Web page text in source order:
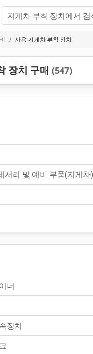
사용 지게차 부착 장치
장치 구매 (547)
서리 및 예비 부품(지게차)
너
장치